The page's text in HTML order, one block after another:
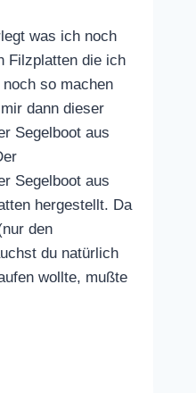
was ich noch
Filzplatten die ich
so machen
dann dieser
Segelboot aus
Segelboot aus
hergestellt. Da
den
du natürlich
wollte, mußte